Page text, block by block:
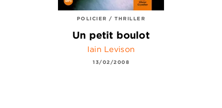
POLICIER / THRILLER
Un petit boulot
Iain Levison
13/02/2008